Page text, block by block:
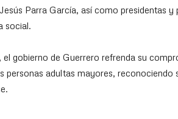
Parra García, así como presidentas y
social.
gobierno de Guerrero refrenda su
personas adultas mayores,